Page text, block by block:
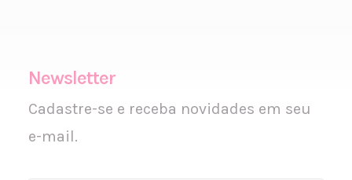
Newsletter
Cadastre-se e receba novidades em seu
e-mail.